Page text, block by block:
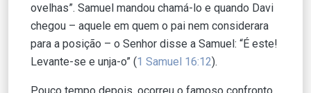
ovelhas”. Samuel mandou chamá-lo e quando Davi
chegou – aquele em quem o pai nem considerara
para a posição – o Senhor disse a Samuel: “É este!
Levante-se e unja-o” (1 Samuel 16:12).